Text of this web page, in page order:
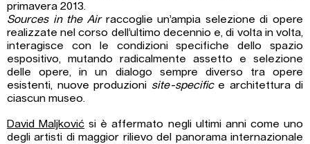
primavera 2013.
Sources in the Airraccoglie un’ampia selezione di opere
realizzate nel corso dell’ultimo decennio e, di volta in volta,
interagisce con le condizioni specifiche dello spazio
espositivo, mutando radicalmente assetto e selezione
delle opere, in un dialogo sempre diverso tra opere
esistenti, nuove produzioni site-specifice architettura di
ciascun museo.
David Maljković si è affermato negli ultimi anni come uno
degli artisti di maggior rilievo del panorama internazionale